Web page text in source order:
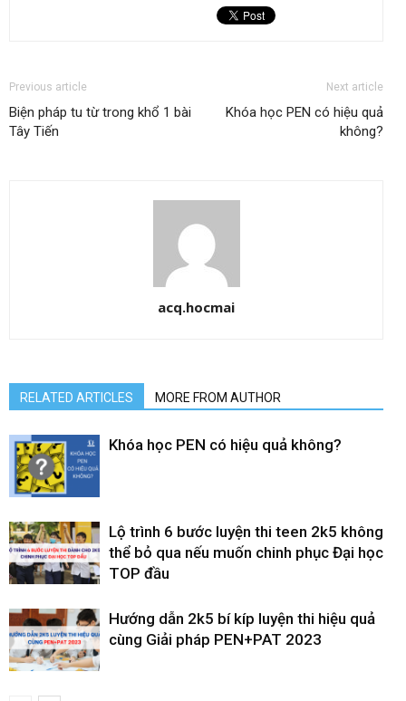
Previous article
Biện pháp tu từ trong khổ 1 bài
Tây Tiến
Next article
Khóa học PEN có hiệu quả
không?
acq.hocmai
RELATED ARTICLES MORE FROM AUTHOR
Khóa học PEN có hiệu quả không?
Lộ trình 6 bước luyện thi teen 2k5 không
thể bỏ qua nếu muốn chinh phục Đại học
TOP đầu
Hướng dẫn 2k5 bí kíp luyện thi hiệu quả
cùng Giải pháp PEN+PAT 2023